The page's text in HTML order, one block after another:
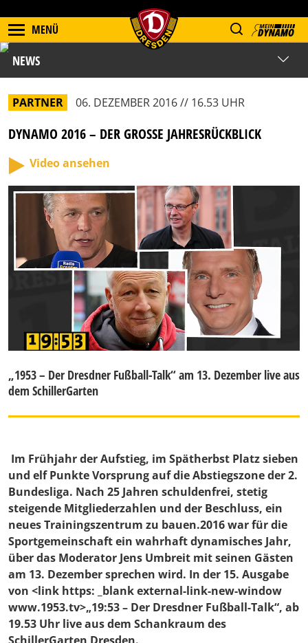
MENÜ
NEWS
PARTNER 06. DEZEMBER 2016 // 16.53 UHR
DYNAMO 2016 – DER GROSSE JAHRESRÜCKBLICK
Video ansehen
„1953 – Der Dresdner Fußball-Talk“ am 13. Dezember live aus
dem SchillerGarten
Im Frühjahr der Aufstieg, im Spätherbst Platz sieben
und elf Punkte Vorsprung auf die Abstiegszone der 2.
Bundesliga. Nach 25 Jahren schuldenfrei, stetig
steigende Mitgliederzahlen und der Beschluss, ein
neues Trainingszentrum zu bauen.2016 war für die
Sportgemeinschaft ein wahrhaft dynamisches Jahr,
über das Moderator Jens Umbreit mit seinen Gästen
am 13. Dezember sprechen wird. In der 15. Ausgabe
von <link https: _blank external-link-new-window
www.1953.tv>„19:53 – Der Dresdner Fußball-Talk“, ab
19.53 Uhr live aus dem Schankraum des